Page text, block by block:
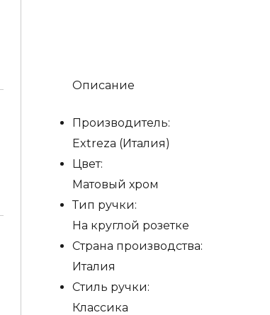
Описание
Производитель:
Extreza (Италия)
Цвет:
Матовый хром
Тип ручки:
На круглой розетке
Страна производства:
Италия
Стиль ручки:
Классика